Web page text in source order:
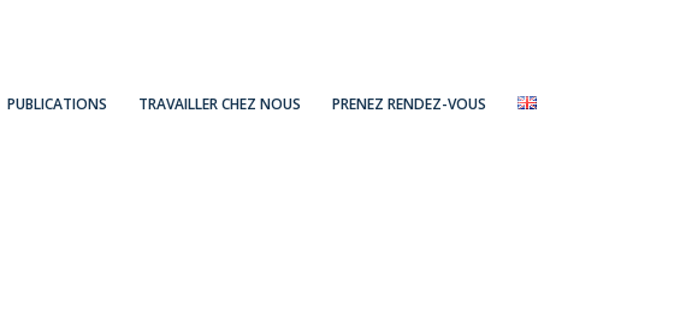
PUBLICATIONS TRAVAILLER CHEZ NOUS PRENEZ RENDEZ-VOUS